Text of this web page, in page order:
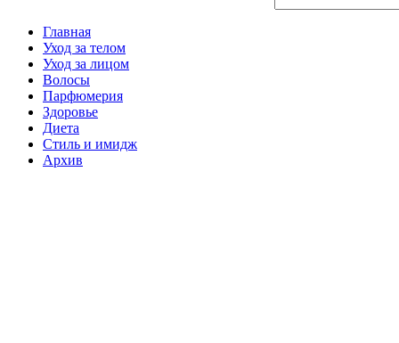
Главная
Уход за телом
Уход за лицом
Волосы
Парфюмерия
Здоровье
Диета
Стиль и имидж
Архив